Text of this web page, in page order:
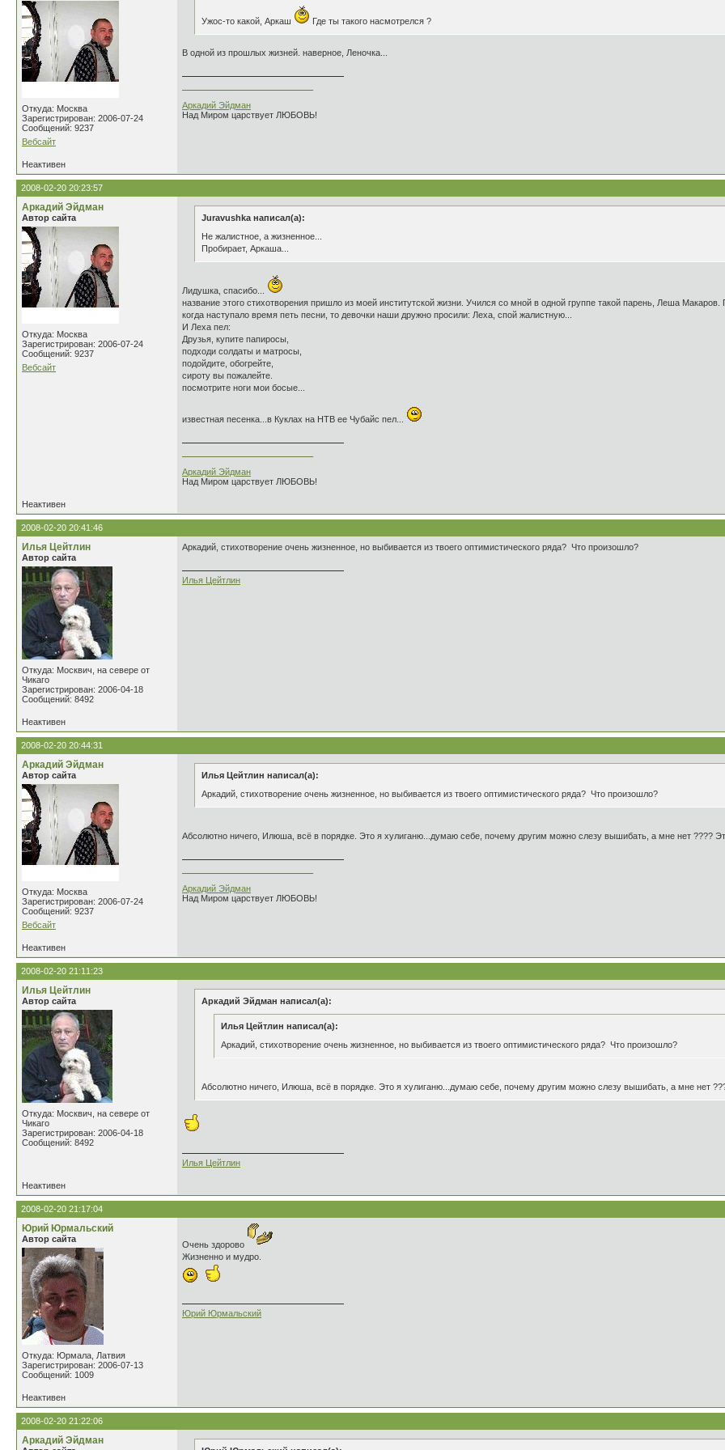
Откуда: Москва
Зарегистрирован: 2006-07-24
Сообщений: 9237
Вебсайт
Ужос-то какой, Аркаш Где ты такого насмотрелся ?
В одной из прошлых жизней. наверное, Леночка...
Аркадий Эйдман
Над Миром царствует ЛЮБОВЬ!
Неактивен
2008-02-20 20:23:57
Аркадий Эйдман
Автор сайта
Откуда: Москва
Зарегистрирован: 2006-07-24
Сообщений: 9237
Вебсайт
Juravushka написал(а):
Не жалистное, а жизненное...
Пробирает, Аркаша...
Лидушка, спасибо...
название этого стихотворения пришло из моей институтской жизни. Учился со мной в одной группе такой парень, Леша
когда наступало время петь песни, то девочки наши дружно просили: Леха, спой жалистную...
И Леха пел:
Друзья, купите папиросы,
подходи солдаты и матросы,
подойдите, обогрейте,
сироту вы пожалейте.
посмотрите ноги мои босые...
известная песенка...в Куклах на НТВ ее Чубайс пел...
Аркадий Эйдман
Над Миром царствует ЛЮБОВЬ!
Неактивен
2008-02-20 20:41:46
Илья Цейтлин
Автор сайта
Откуда: Москвич, на севере от
Чикаго
Зарегистрирован: 2006-04-18
Сообщений: 8492
Аркадий, стихотворение очень жизненное, но выбивается из твоего оптимистического ряда? Что произошло?
Илья Цейтлин
Неактивен
2008-02-20 20:44:31
Аркадий Эйдман
Автор сайта
Откуда: Москва
Зарегистрирован: 2006-07-24
Сообщений: 9237
Вебсайт
Илья Цейтлин написал(а):
Аркадий, стихотворение очень жизненное, но выбивается из твоего оптимистического ряда? Что произошло?
Абсолютно ничего, Илюша, всё в порядке. Это я хулиганю...думаю себе, почему другим можно слезу вышибать, а мне нет ????
Аркадий Эйдман
Над Миром царствует ЛЮБОВЬ!
Неактивен
2008-02-20 21:11:23
Илья Цейтлин
Автор сайта
Откуда: Москвич, на севере от
Чикаго
Зарегистрирован: 2006-04-18
Сообщений: 8492
Аркадий Эйдман написал(а):
Илья Цейтлин написал(а):
Аркадий, стихотворение очень жизненное, но выбивается из твоего оптимистического ряда? Что произошло?
Абсолютно ничего, Илюша, всё в порядке. Это я хулиганю...думаю себе, почему другим можно слезу вышибать, а мне нет
Илья Цейтлин
Неактивен
2008-02-20 21:17:04
Юрий Юрмальский
Автор сайта
Откуда: Юрмала, Латвия
Зарегистрирован: 2006-07-13
Сообщений: 1009
Очень здорово
Жизненно и мудро.
Юрий Юрмальский
Неактивен
2008-02-20 21:22:06
Аркадий Эйдман